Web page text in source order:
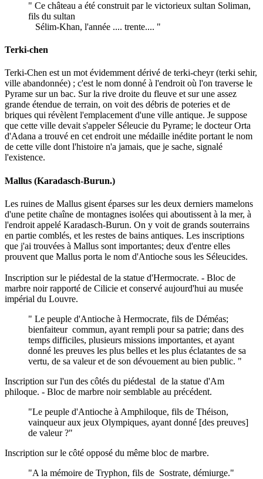
" Ce château a été construit par le victorieux sultan Soliman,
fils du sultan
Sélim-Khan, l'année .... trente.... "
Terki-chen
Terki-Chen est un mot évidemment dérivé de terki-cheyr (terki sehir,
ville abandonnée) ; c'est le nom donné à l'endroit où l'on traverse le
Pyrame sur un bac. Sur la rive droite du fleuve et sur une assez
grande étendue de terrain, on voit des débris de poteries et de
briques qui révèlent l'emplacement d'une ville antique. Je suppose
que cette ville devait s'appeler Séleucie du Pyrame; le docteur Orta
d'Adana a trouvé en cet endroit une médaille inédite portant le nom
de cette ville dont l'histoire n'a jamais, que je sache, signalé
l'existence.
Mallus (Karadasch-Burun.)
Les ruines de Mallus gisent éparses sur les deux derniers mamelons
d'une petite chaîne de montagnes isolées qui aboutissent à la mer, à
l'endroit appelé Karadasch-Burun. On y voit de grands souterrains
en partie comblés, et les restes de bains antiques. Les inscriptions
que j'ai trouvées à Mallus sont importantes; deux d'entre elles
prouvent que Mallus porta le nom d'Antioche sous les Séleucides.
Inscription sur le piédestal de la statue d'Hermocrate. - Bloc de
marbre noir rapporté de Cilicie et conservé aujourd'hui au musée
impérial du Louvre.
" Le peuple d'Antioche à Hermocrate, fils de Déméas;
bienfaiteur commun, ayant rempli pour sa patrie; dans des
temps difficiles, plusieurs missions importantes, et ayant
donné les preuves les plus belles et les plus éclatantes de sa
vertu, de sa valeur et de son dévouement au bien public. "
Inscription sur l'un des côtés du piédestal de la statue d'Am
philoque. - Bloc de marbre noir semblable au précédent.
"Le peuple d'Antioche à Amphiloque, fils de Théison,
vainqueur aux jeux Olympiques, ayant donné [des preuves]
de valeur ?"
Inscription sur le côté opposé du même bloc de marbre.
"A la mémoire de Tryphon, fils de Sostrate, démiurge."